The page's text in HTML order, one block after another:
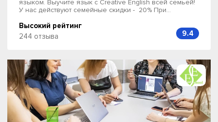
языком. Выучите язык с Creative English всей семьей!
У нас действуют семейные скидки - 20% При...
Высокий рейтинг
244 отзыва
9.4